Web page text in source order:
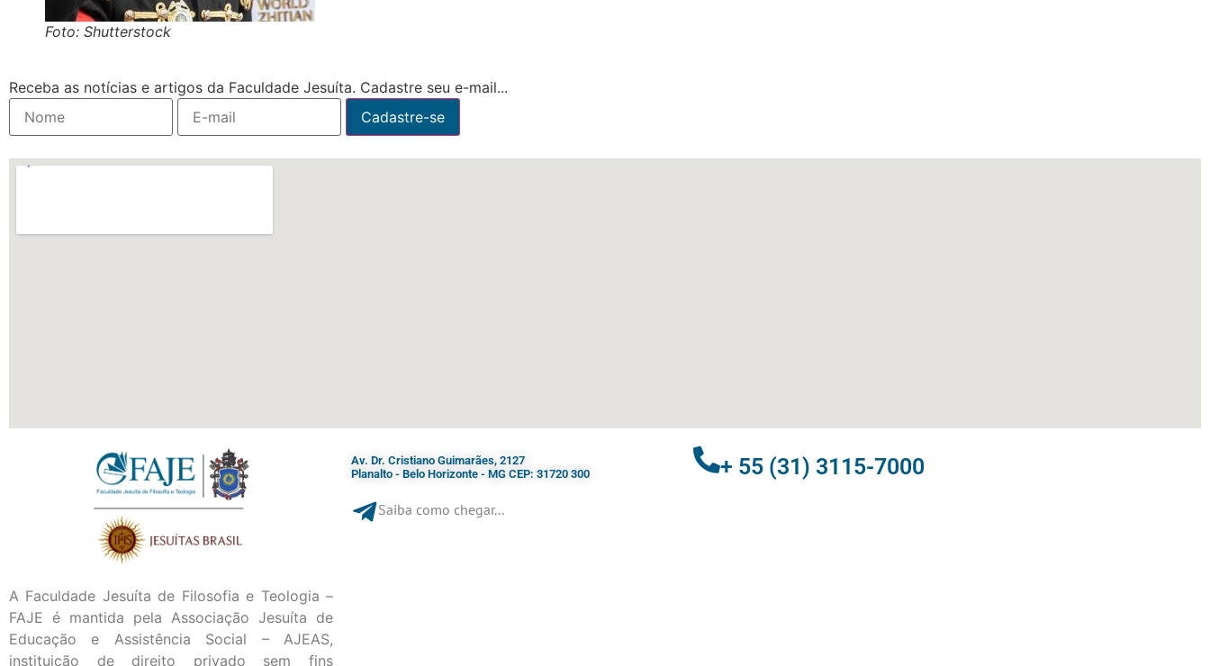
Foto: Shutterstock
Receba as notícias e artigos da Faculdade Jesuíta. Cadastre seu e-mail...
A Faculdade Jesuíta de Filosofia e Teologia –
FAJE é mantida pela Associação Jesuíta de
Educação e Assistência Social – AJEAS,
instituição de direito privado sem fins
Av. Dr. Cristiano Guimarães, 2127
Planalto - Belo Horizonte - MG CEP: 31720 300
Saiba como chegar...
+ 55 (31) 3115-7000​